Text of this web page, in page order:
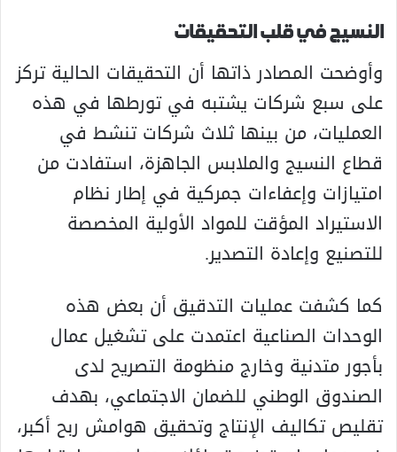
النسيج في قلب التحقيقات
وأوضحت المصادر ذاتها أن التحقيقات الحالية تركز
على سبع شركات يشتبه في تورطها في هذه
العمليات، من بينها ثلاث شركات تنشط في
قطاع النسيج والملابس الجاهزة، استفادت من
امتيازات وإعفاءات جمركية في إطار نظام
الاستيراد المؤقت للمواد الأولية المخصصة
للتصنيع وإعادة التصدير.
كما كشفت عمليات التدقيق أن بعض هذه
الوحدات الصناعية اعتمدت على تشغيل عمال
بأجور متدنية وخارج منظومة التصريح لدى
الصندوق الوطني للضمان الاجتماعي، بهدف
تقليص تكاليف الإنتاج وتحقيق هوامش ربح أكبر،